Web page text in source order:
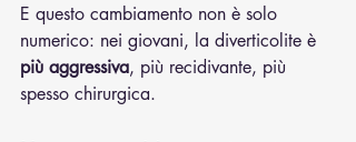
E questo cambiamento non è solo
numerico: nei giovani, la diverticolite è
più aggressiva, più recidivante, più
spesso chirurgica.